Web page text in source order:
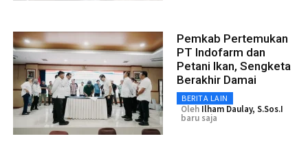
Pemkab Pertemukan
PT Indofarm dan
Petani Ikan, Sengketa
Berakhir Damai
BERITA LAIN
Oleh Ilham Daulay, S.Sos.I
baru saja